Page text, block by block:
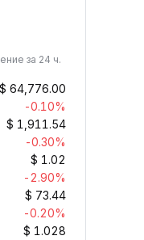
за 24 ч.
$ 64,776.00
-0.10%
$ 1,911.54
-0.30%
$ 1.02
-2.90%
$ 73.44
-0.20%
$ 1.028